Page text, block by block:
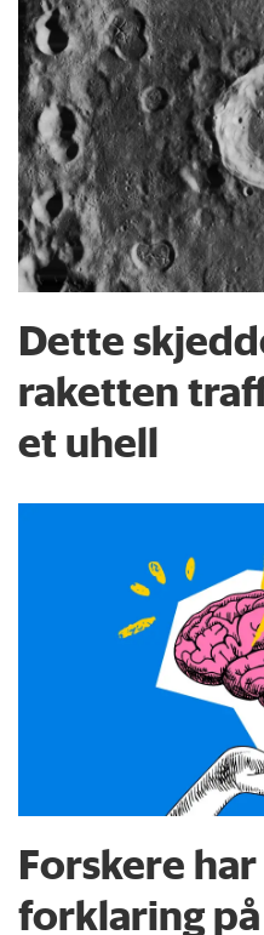
Dette
raketten
et uhell
Forskere
forklaring